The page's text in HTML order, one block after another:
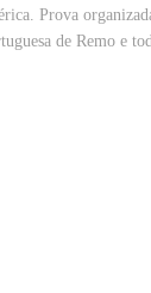
Prova
de Remo e